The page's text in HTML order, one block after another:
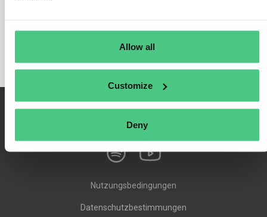
Allow all
Customize
Deny
Nutzungsbedingungen
Datenschutzbestimmungen